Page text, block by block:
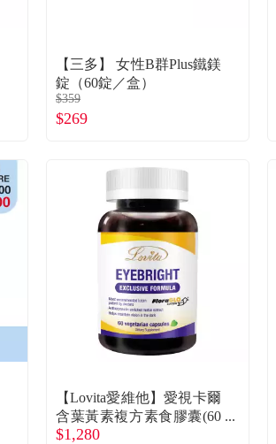
【三多】 女性B群Plus鐵鎂
錠（60錠／盒）
$359
$269
【Lovita愛維他】愛視卡爾
含葉黃素複方素食膠囊(60
顆/瓶)
$1,280